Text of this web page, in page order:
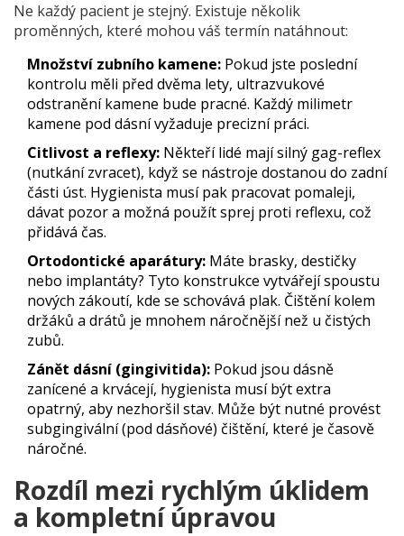
Ne každý pacient je stejný. Existuje několik
proměnných, které mohou váš termín natáhnout:
Množství zubního kamene: Pokud jste poslední
kontrolu měli před dvěma lety, ultrazvukové
odstranění kamene bude pracné. Každý milimetr
kamene pod dásní vyžaduje precizní práci.
Citlivost a reflexy: Někteří lidé mají silný gag-reflex
(nutkání zvracet), když se nástroje dostanou do zadní
části úst. Hygienista musí pak pracovat pomaleji,
dávat pozor a možná použít sprej proti reflexu, což
přidává čas.
Ortodontické aparátury: Máte brasky, destičky
nebo implantáty? Tyto konstrukce vytvářejí spoustu
nových zákoutí, kde se schovává plak. Čištění kolem
držáků a drátů je mnohem náročnější než u čistých
zubů.
Zánět dásní (gingivitida): Pokud jsou dásně
zanícené a krvácejí, hygienista musí být extra
opatrný, aby nezhoršil stav. Může být nutné provést
subgingivální (pod dásňové) čištění, které je časově
náročné.
Rozdíl mezi rychlým úklidem
a kompletní úpravou